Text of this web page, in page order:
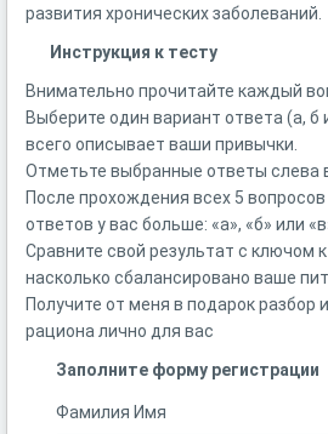
развития хронических заболеваний.
Инструкция к тесту
Внимательно прочитайте каждый
Выберите один вариант ответа (а, б
всего описывает ваши привычки.
Отметьте выбранные ответы слева
После прохождения всех 5
ответов у вас больше: «а», «б» или
Сравните свой результат с ключом
насколько сбалансировано ваше
Получите от меня в подарок разбор
рациона лично для вас
Заполните форму регистрации
Фамилия Имя